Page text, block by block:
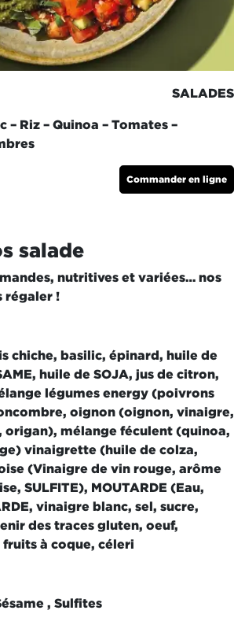
SALADES
– Riz – Quinoa – Tomates –
Commander en ligne
salade
nutritives et variées… nos
régaler !
chiche, basilic, épinard, huile de
huile de SOJA, jus de citron,
légumes energy (poivrons
oignon (oignon, vinaigre,
origan), mélange féculent (quinoa,
vinaigrette (huile de colza,
(Vinaigre de vin rouge, arôme
SULFITE), MOUTARDE (Eau,
vinaigre blanc, sel, sucre,
des traces gluten, oeuf,
à coque, céleri
, Sulfites